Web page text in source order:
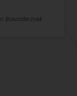
Bosonderzoek